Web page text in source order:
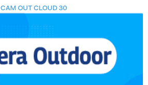
CAM OUT CLOUD 30